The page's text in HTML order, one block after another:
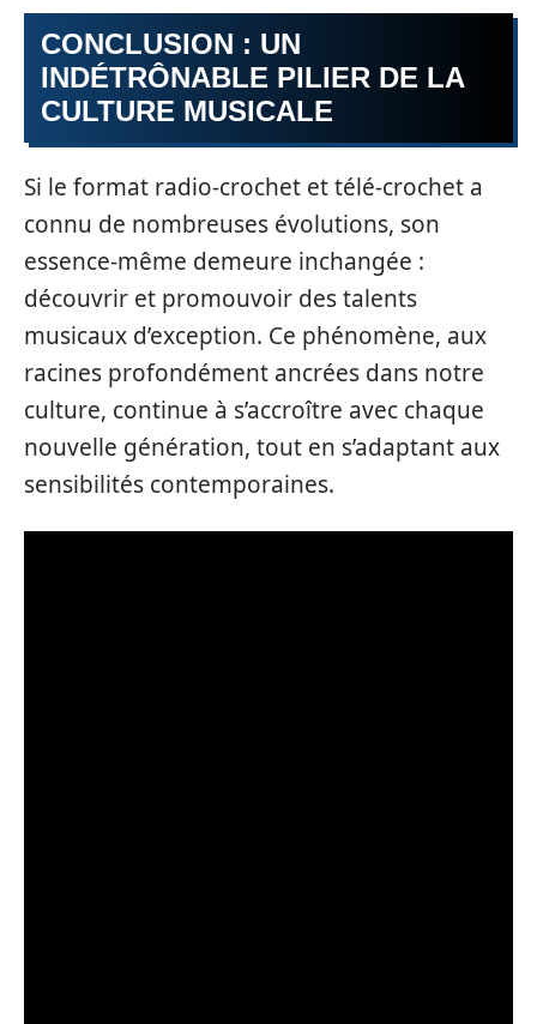
CONCLUSION : UN
INDÉTRÔNABLE PILIER DE LA
CULTURE MUSICALE
Si le format radio-crochet et télé-crochet a
connu de nombreuses évolutions, son
essence-même demeure inchangée :
découvrir et promouvoir des talents
musicaux d’exception. Ce phénomène, aux
racines profondément ancrées dans notre
culture, continue à s’accroître avec chaque
nouvelle génération, tout en s’adaptant aux
sensibilités contemporaines.